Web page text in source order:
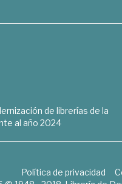
de librerías de la
al año 2024
Política de privacidad